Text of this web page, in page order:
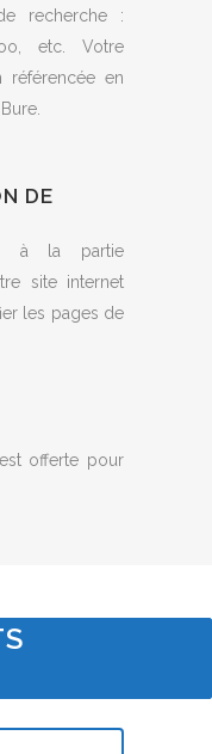
recherche :
etc. Votre
référencée en
DE
à la partie
site internet
les pages de
offerte pour